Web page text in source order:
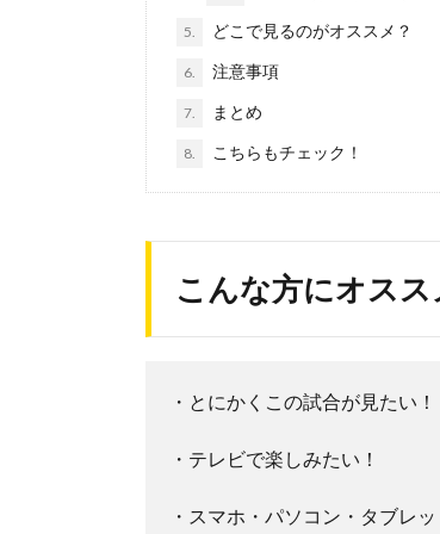
5. どこで見るのがオススメ？
6. 注意事項
7. まとめ
8. こちらもチェック！
こんな方にオスス
・とにかくこの試合が見たい！
・テレビで楽しみたい！
・スマホ・パソコン・タブレ